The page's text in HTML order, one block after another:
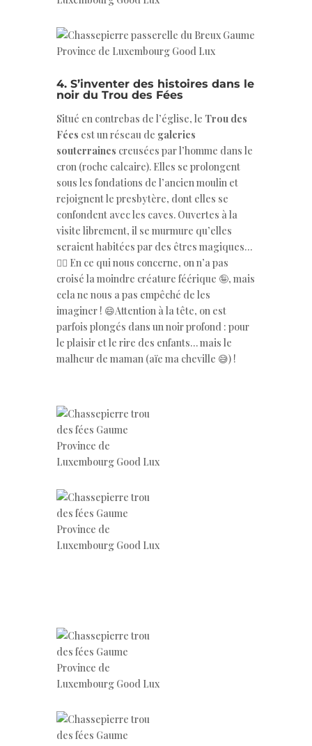
4. S’inventer des histoires dans le
noir du Trou des Fées
Situé en contrebas de l’église, le Trou des
Fées est un réseau de galeries
souterraines creusées par l’homme dans le
cron (roche calcaire). Elles se prolongent
sous les fondations de l’ancien moulin et
rejoignent le presbytère, dont elles se
confondent avec les caves. Ouvertes à la
visite librement, il se murmure qu’elles
seraient habitées par des êtres magiques…
🧚‍♀️ En ce qui nous concerne, on n’a pas
croisé la moindre créature féérique 🤪, mais
cela ne nous a pas empêché de les
imaginer ! 😄Attention à la tête, on est
parfois plongés dans un noir profond : pour
le plaisir et le rire des enfants… mais le
malheur de maman (aïe ma cheville 😅) !